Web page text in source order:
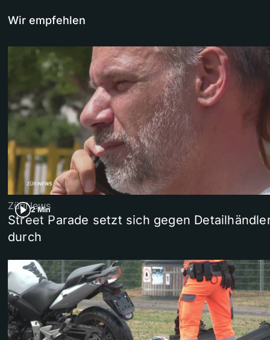
Wir empfehlen
2 Min
ZüriNews
Street Parade setzt sich gegen
durch